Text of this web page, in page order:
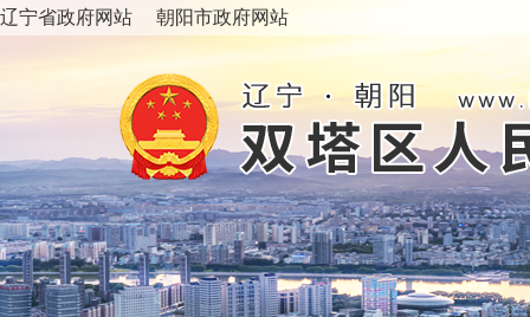
辽宁省政府网站 朝阳市政府网站